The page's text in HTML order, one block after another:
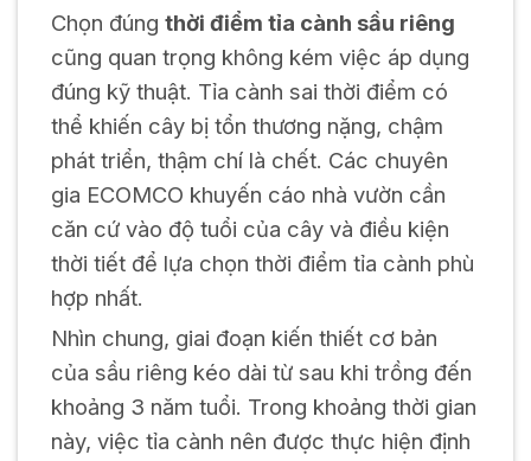
Chọn đúng thời điểm tỉa cành sầu riêng
cũng quan trọng không kém việc áp dụng
đúng kỹ thuật. Tỉa cành sai thời điểm có
thể khiến cây bị tổn thương nặng, chậm
phát triển, thậm chí là chết. Các chuyên
gia ECOMCO khuyến cáo nhà vườn cần
căn cứ vào độ tuổi của cây và điều kiện
thời tiết để lựa chọn thời điểm tỉa cành phù
hợp nhất.
Nhìn chung, giai đoạn kiến thiết cơ bản
của sầu riêng kéo dài từ sau khi trồng đến
khoảng 3 năm tuổi. Trong khoảng thời gian
này, việc tỉa cành nên được thực hiện định